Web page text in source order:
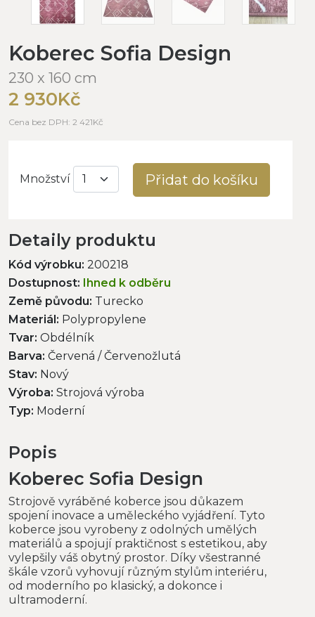
Koberec Sofia Design
230 x 160 cm
2 930Kč
Cena bez DPH: 2 421Kč
Množství Přidat do košíku
Detaily produktu
Kód výrobku: 200218
Dostupnost: Ihned k odběru
Země původu: Turecko
Materiál: Polypropylene
Tvar: Obdélník
Barva: Červená / Červenožlutá
Stav: Nový
Výroba: Strojová výroba
Typ: Moderní
Popis
Koberec Sofia Design
Strojově vyráběné koberce jsou důkazem
spojení inovace a uměleckého vyjádření. Tyto
koberce jsou vyrobeny z odolných umělých
materiálů a spojují praktičnost s estetikou, aby
vylepšily váš obytný prostor. Díky všestranné
škále vzorů vyhovují různým stylům interiéru,
od moderního po klasický, a dokonce i
ultramoderní.